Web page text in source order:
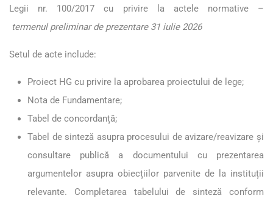
Legii nr. 100/2017 cu privire la actele normative –
termenul preliminar de prezentare 31 iulie 2026
Setul de acte include:
Proiect HG cu privire la aprobarea proiectului de lege;
Nota de Fundamentare;
Tabel de concordanță;
Tabel de sinteză asupra procesului de avizare/reavizare și
consultare publică a documentului cu prezentarea
argumentelor asupra obiecțiilor parvenite de la instituții
relevante. Completarea tabelului de sinteză conform